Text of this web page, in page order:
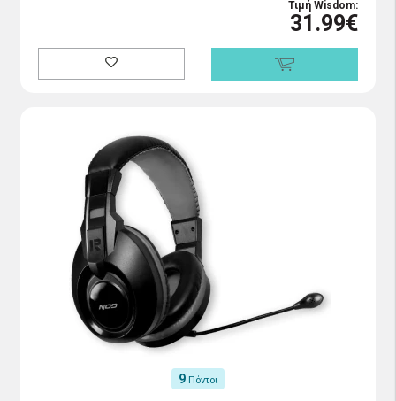
Τιμή Wisdom:
31.99€
9 Πόντοι